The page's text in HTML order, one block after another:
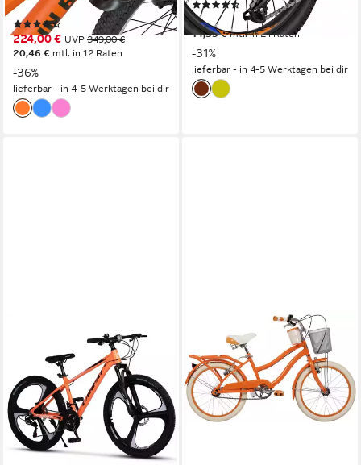
100 kg Zul. Gesamtgewicht
224,00 € UVP 349,00 €
20,46 € mtl. in 12 Raten
-36%
lieferbar - in 4-5 Werktagen bei dir
(11)
289,00 € UVP420,00 €
14,35 €mtl. in 24 Raten
-31%
lieferbar - in 4-5 Werktagen bei dir